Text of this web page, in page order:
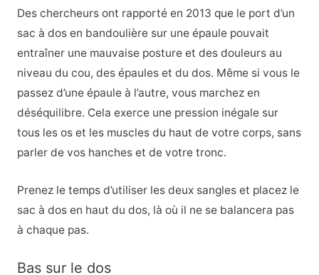
Des chercheurs ont rapporté en 2013 que le port d’un
sac à dos en bandoulière sur une épaule pouvait
entraîner une mauvaise posture et des douleurs au
niveau du cou, des épaules et du dos. Même si vous le
passez d’une épaule à l’autre, vous marchez en
déséquilibre. Cela exerce une pression inégale sur
tous les os et les muscles du haut de votre corps, sans
parler de vos hanches et de votre tronc.
Prenez le temps d’utiliser les deux sangles et placez le
sac à dos en haut du dos, là où il ne se balancera pas
à chaque pas.
Bas sur le dos